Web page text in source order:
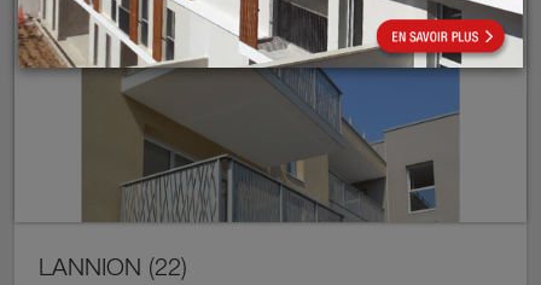
LANNION (22)